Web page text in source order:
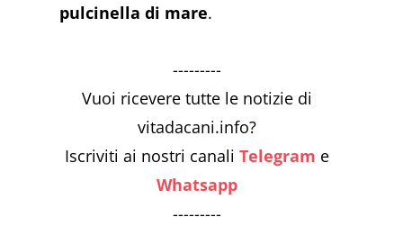
pulcinella di mare.
---------
Vuoi ricevere tutte le notizie di
vitadacani.info?
Iscriviti ai nostri canaliTelegram e
Whatsapp
---------